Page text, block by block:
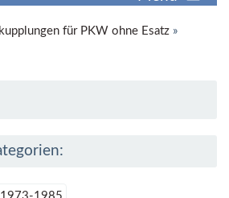
für PKW ohne Esatz »